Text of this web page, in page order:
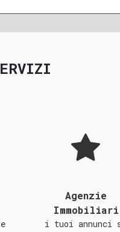
G
Agenzie
Immobiliari
i tuoi annunci